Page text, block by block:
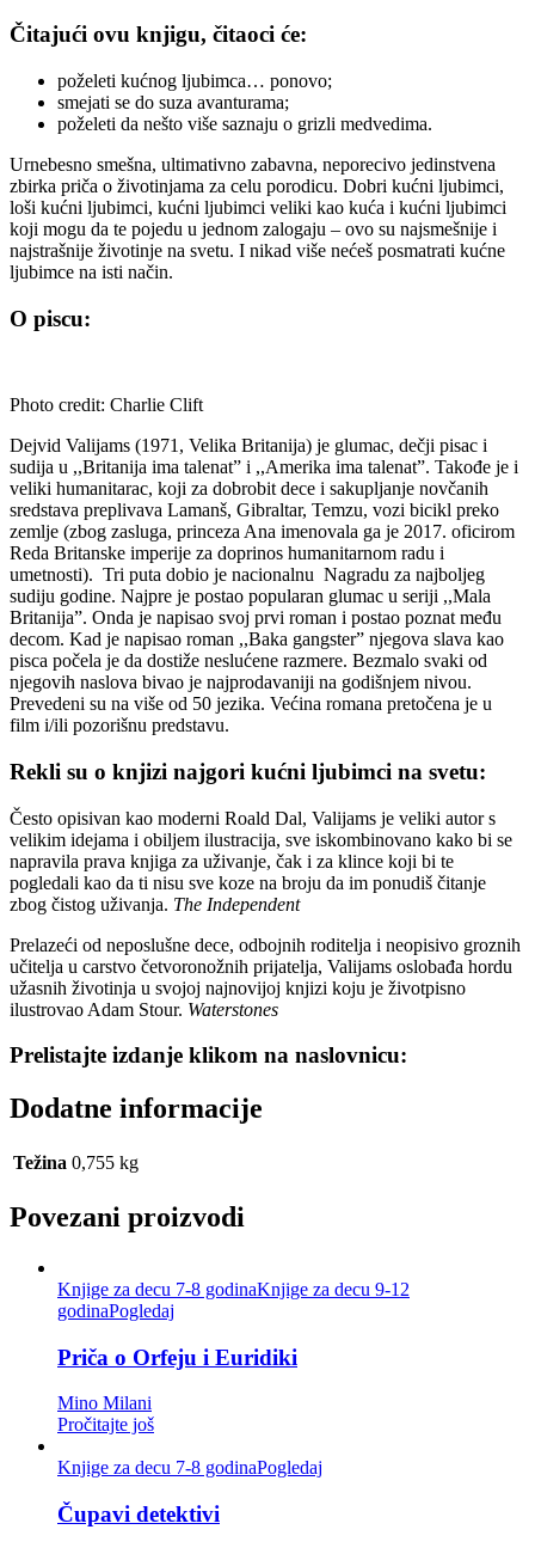
Čitajući ovu knjigu, čitaoci će:
poželeti kućnog ljubimca… ponovo;
smejati se do suza avanturama;
poželeti da nešto više saznaju o grizli medvedima.
Urnebesno smešna, ultimativno zabavna, neporecivo jedinstvena
zbirka priča o životinjama za celu porodicu. Dobri kućni ljubimci,
loši kućni ljubimci, kućni ljubimci veliki kao kuća i kućni ljubimci
koji mogu da te pojedu u jednom zalogaju – ovo su najsmešnije i
najstrašnije životinje na svetu. I nikad više nećeš posmatrati kućne
ljubimce na isti način.
O piscu:
Photo credit: Charlie Clift
Dejvid Valijams (1971, Velika Britanija) je glumac, dečji pisac i
sudija u ,,Britanija ima talenat” i ,,Amerika ima talenat”. Takođe je i
veliki humanitarac, koji za dobrobit dece i sakupljanje novčanih
sredstava preplivava Lamanš, Gibraltar, Temzu, vozi bicikl preko
zemlje (zbog zasluga, princeza Ana imenovala ga je 2017. oficirom
Reda Britanske imperije za doprinos humanitarnom radu i
umetnosti). Tri puta dobio je nacionalnu Nagradu za najboljeg
sudiju godine. Najpre je postao popularan glumac u seriji ,,Mala
Britanija”. Onda je napisao svoj prvi roman i postao poznat među
decom. Kad je napisao roman ,,Baka gangster” njegova slava kao
pisca počela je da dostiže neslućene razmere. Bezmalo svaki od
njegovih naslova bivao je najprodavaniji na godišnjem nivou.
Prevedeni su na više od 50 jezika. Većina romana pretočena je u
film i/ili pozorišnu predstavu.
Rekli su o knjizi najgori kućni ljubimci na svetu:
Često opisivan kao moderni Roald Dal, Valijams je veliki autor s
velikim idejama i obiljem ilustracija, sve iskombinovano kako bi se
napravila prava knjiga za uživanje, čak i za klince koji bi te
pogledali kao da ti nisu sve koze na broju da im ponudiš čitanje
zbog čistog uživanja. The Independent
Prelazeći od neposlušne dece, odbojnih roditelja i neopisivo groznih
učitelja u carstvo četvoronožnih prijatelja, Valijams oslobađa hordu
užasnih životinja u svojoj najnovijoj knjizi koju je životpisno
ilustrovao Adam Stour. Waterstones
Prelistajte izdanje klikom na naslovnicu:
Dodatne informacije
Težina 0,755 kg
Povezani proizvodi
Knjige za decu 7-8 godinaKnjige za decu 9-12
godinaPogledaj
Priča o Orfeju i Euridiki
Mino Milani
Pročitajte još
Knjige za decu 7-8 godinaPogledaj
Čupavi detektivi